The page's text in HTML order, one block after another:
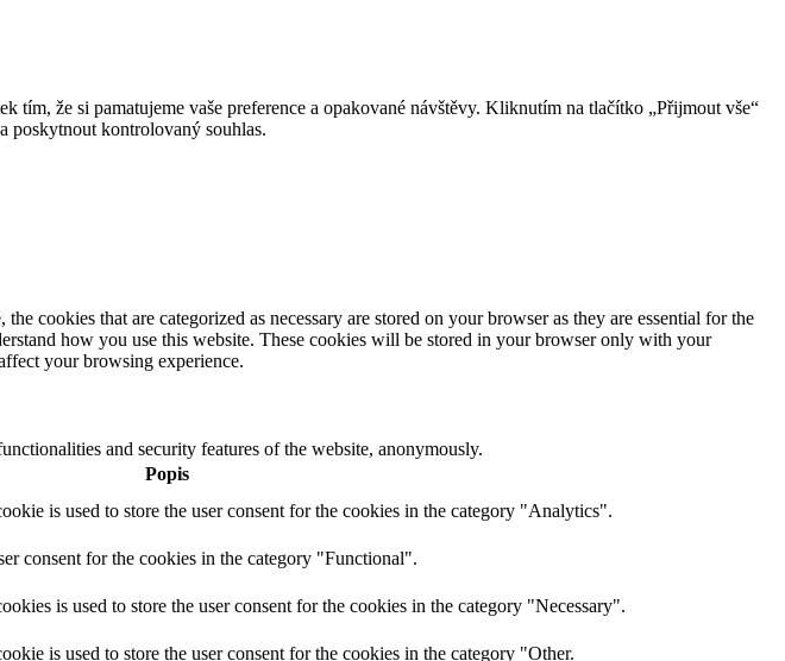
že si pamatujeme vaše preference a opakované návštěvy. Kliknutím na tlačítko „Přijmout vše“
poskytnout kontrolovaný souhlas.
cookies that are categorized as necessary are stored on your browser as they are essential for the
how you use this website. These cookies will be stored in your browser only with your
your browsing experience.
and security features of the website, anonymously.
Popis
is used to store the user consent for the cookies in the category "Analytics".
consent for the cookies in the category "Functional".
is used to store the user consent for the cookies in the category "Necessary".
is used to store the user consent for the cookies in the category "Other.